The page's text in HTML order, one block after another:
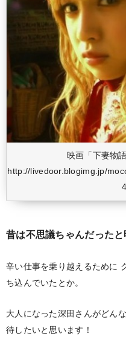
映画「下妻物
http://livedoor.blogimg.jp/
昔は不思議ちゃんだった
辛い仕事を乗り越えるために
ち込んでいたとか。
大人になった深田さんがどん
待したいと思います！